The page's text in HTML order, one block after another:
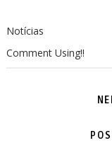
Notícias
Comment Using!!